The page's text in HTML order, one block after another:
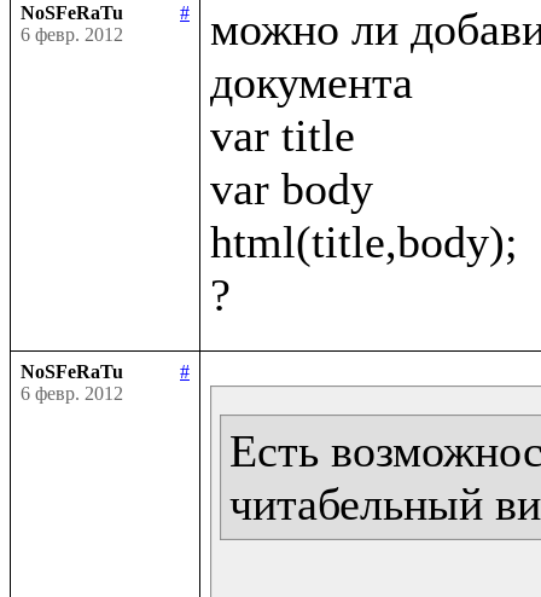
NoSFeRaTu
#
6 февр. 2012
можно ли
документа
var title
var body
html(title,body);
NoSFeRaTu
#
6 февр. 2012
Есть
читабельный